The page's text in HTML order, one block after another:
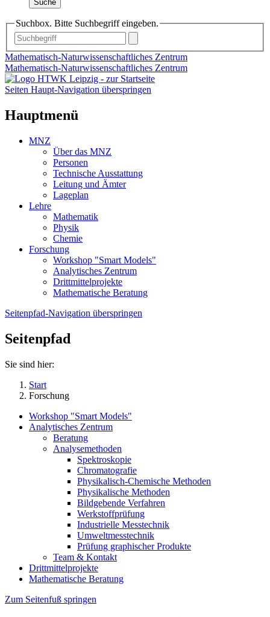
Suche
Suchbox. Bitte Suchbegriff eingeben.
Mathematisch-Naturwissenschaftliches Zentrum
Mathematisch-Naturwissenschaftliches Zentrum
Seiten Haupt-Navigation überspringen
Hauptmenü
MNZ
Über das MNZ
Personen
Technische Ausstattung
Leitung und Ämter
Lageplan
Lehre
Mathematik
Physik
Chemie
Forschung
Workshop "Smart Models"
Analytisches Zentrum
Drittmittelprojekte
Mathematische Beratung
Seitenpfad-Navigation überspringen
Seitenpfad
Sie sind hier:
Start
Forschung
Workshop "Smart Models"
Analytisches Zentrum
Beratung
Analysemethoden
Spektroskopie
Chromatografie
Physikalisch-Chemische Methoden
Physikalische Methoden
Bildgebende Verfahren
Werkstoffprüfung
Industrielle Messtechnik
Umweltmesstechnik
Prüfung graphischer Produkte
Team & Kontakt
Drittmittelprojekte
Mathematische Beratung
Zum Seitenfuß springen